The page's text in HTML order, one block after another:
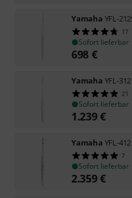
Yamaha YFL-
17
Sofort lieferbar
698 €
Yamaha YFL-
21
Sofort lieferbar
1.239€
Yamaha YFL-
7
Sofort lieferbar
2.359€